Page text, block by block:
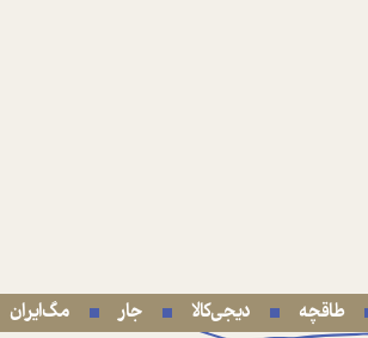
طاقچه دیجی‌کالا جار مگ‌ایران